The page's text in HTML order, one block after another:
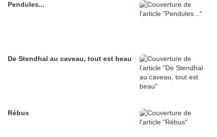
Pendules...
De Stendhal au caveau, tout est beau
Rébus